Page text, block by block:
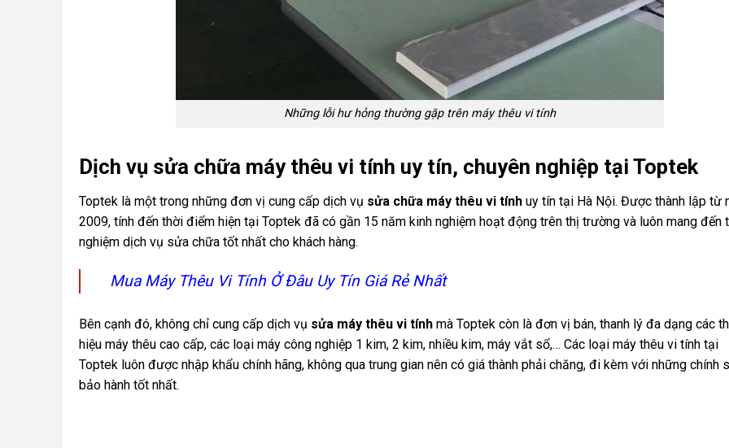
Những lỗi hư hỏng thường gặp trên máy thêu vi tính
Dịch vụ sửa chữa máy thêu vi tính uy tín, chuyên nghiệp tại Toptek
Toptek là một trong những đơn vị cung cấp dịch vụ sửa chữa máy thêu vi tính uy tín tại Hà Nội. Được thành lập từ
2009, tính đến thời điểm hiện tại Toptek đã có gần 15 năm kinh nghiệm hoạt động trên thị trường và luôn mang đến
nghiệm dịch vụ sửa chữa tốt nhất cho khách hàng.
Mua Máy Thêu Vi Tính Ở Đâu Uy Tín Giá Rẻ Nhất
Bên cạnh đó, không chỉ cung cấp dịch vụ sửa máy thêu vi tính mà Toptek còn là đơn vị bán, thanh lý đa dạng các
hiệu máy thêu cao cấp, các loại máy công nghiệp 1 kim, 2 kim, nhiều kim, máy vắt sổ,… Các loại máy thêu vi tính tại
Toptek luôn được nhập khẩu chính hãng, không qua trung gian nên có giá thành phải chăng, đi kèm với những chính
bảo hành tốt nhất.